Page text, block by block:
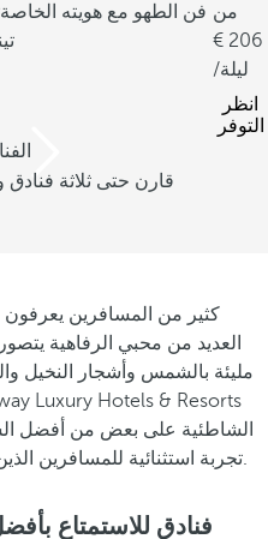
فن الطهو مع هويته الخاصة من
206
/ليلة
انظر
التوفر
/3
قارن حتى ثلاثة فنادق
كثير من المسافرين يعرفون
العديد من محبي الرفاهية
مليئة بالشمس وأشجار النخيل
الشاطئية على بعض من أفضل
تجربة استثنائية للمسافرين الذين وجهتهم المفضلة هي شاطئ البحر.
فنادق للاستمتاع